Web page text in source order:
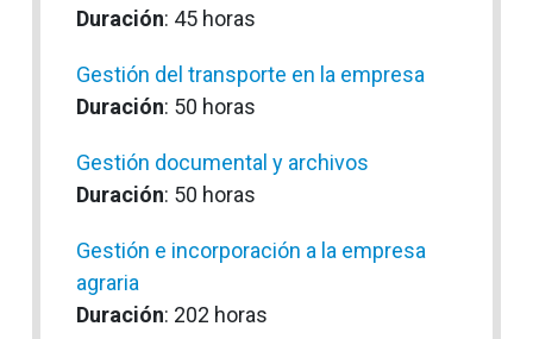
Duración: 45 horas
Gestión del transporte en la empresa
Duración: 50 horas
Gestión documental y archivos
Duración: 50 horas
Gestión e incorporación a la empresa
agraria
Duración: 202 horas